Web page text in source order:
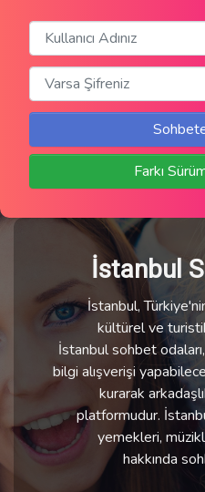
Farkı
İstanbul
İstanbul,
kültürel ve
İstanbul sohbet
bilgi alışverişi
kurarak
platformudur.
yemekleri,
hakkında